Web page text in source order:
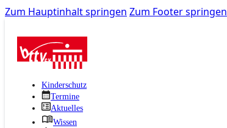
Zum Hauptinhalt springen Zum Footer springen
Kinderschutz
Termine
Aktuelles
Wissen